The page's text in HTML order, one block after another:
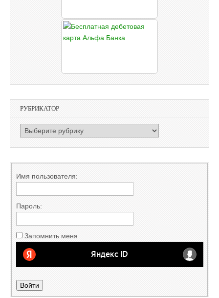
РУБРИКАТОР
РУБРИКАТОР
Имя пользователя:
Пароль:
Запомнить меня
Войти